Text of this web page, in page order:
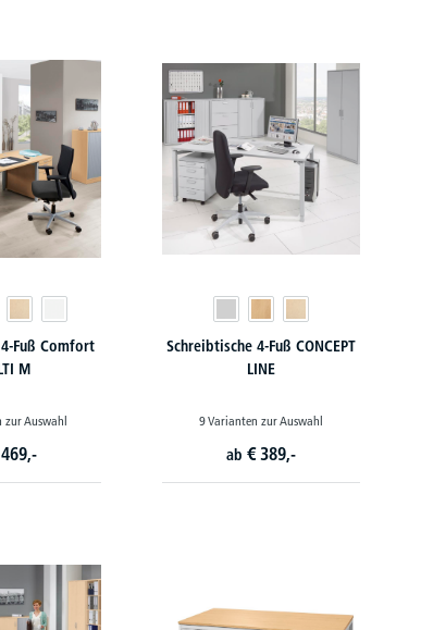
Fuß Comfort
M
zur Auswahl
469,-
Schreibtische 4-Fuß CONCEPT
LINE
9 Varianten zur Auswahl
ab € 389,-